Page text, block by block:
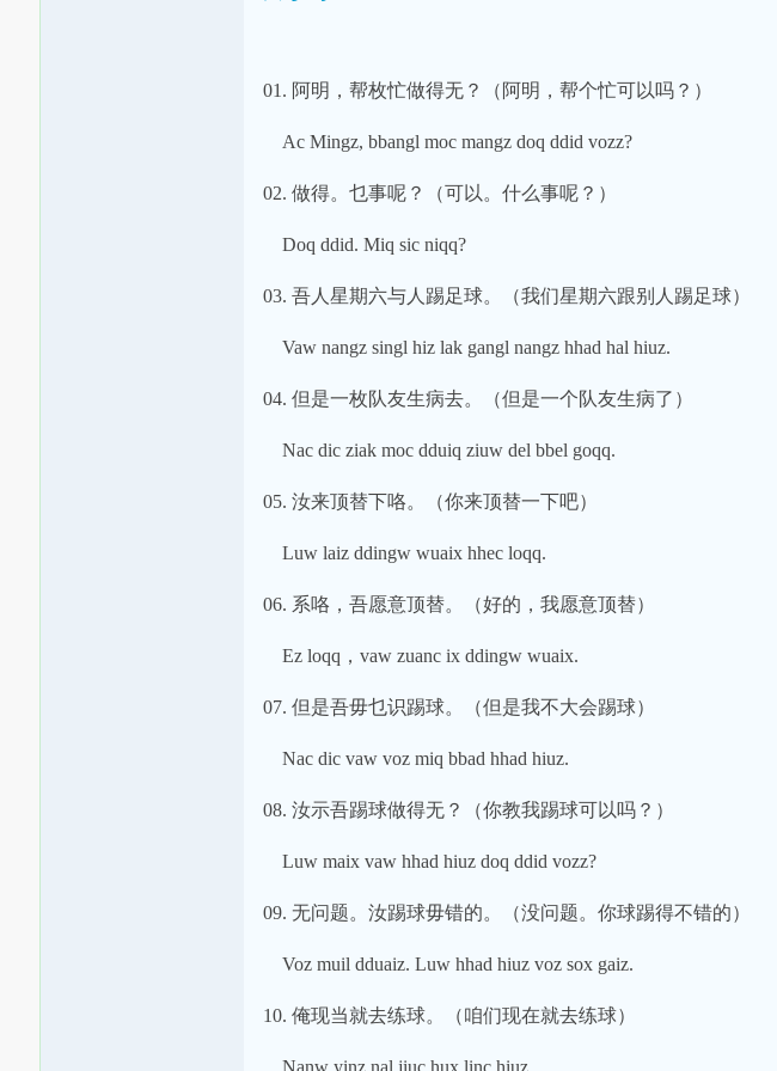
01. 阿明，帮枚忙做得无？（阿明，帮个忙可以吗？）
Ac Mingz, bbangl moc mangz doq ddid vozz?
02. 做得。乜事呢？（可以。什么事呢？）
Doq ddid. Miq sic niqq?
03. 吾人星期六与人踢足球。（我们星期六跟别人踢足球）
Vaw nangz singl hiz lak gangl nangz hhad hal hiuz.
04. 但是一枚队友生病去。（但是一个队友生病了）
Nac dic ziak moc dduiq ziuw del bbel goqq.
05. 汝来顶替下咯。（你来顶替一下吧）
Luw laiz ddingw wuaix hhec loqq.
06. 系咯，吾愿意顶替。（好的，我愿意顶替）
Ez loqq，vaw zuanc ix ddingw wuaix.
07. 但是吾毋乜识踢球。（但是我不大会踢球）
Nac dic vaw voz miq bbad hhad hiuz.
08. 汝示吾踢球做得无？（你教我踢球可以吗？）
Luw maix vaw hhad hiuz doq ddid vozz?
09. 无问题。汝踢球毋错的。（没问题。你球踢得不错的）
Voz muil dduaiz. Luw hhad hiuz voz sox gaiz.
10. 俺现当就去练球。（咱们现在就去练球）
Nanw yinz nal jiuc hux linc hiuz.